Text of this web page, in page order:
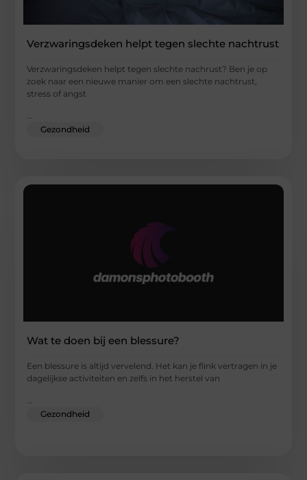
Verzwaringsdeken helpt tegen slechte nachtrust
Verzwaringsdeken helpt tegen slechte nachrust? Ben je op
zoek naar een nieuwe manier om een slechte nachtrust,
stress of angst
...
Gezondheid
Wat te doen bij een blessure?
Een blessure is altijd vervelend. Het kan je flink vertragen in je
dagelijkse activiteiten en zelfs in het herstel van
...
Gezondheid